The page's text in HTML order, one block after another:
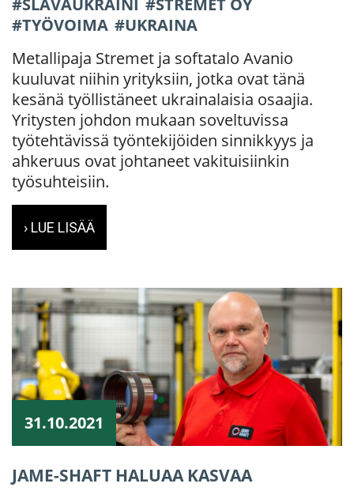
TYÖVOIMA
UKRAINA
Metallipaja Stremet ja softatalo Avanio
kuuluvat niihin yrityksiin, jotka ovat tänä
kesänä työllistäneet ukrainalaisia osaajia.
Yritysten johdon mukaan soveltuvissa
työtehtävissä työntekijöiden sinnikkyys ja
ahkeruus ovat johtaneet vakituisiinkin
työsuhteisiin.
› LUE LISÄÄ
31.10.2021
JAME-SHAFT HALUAA KASVAA